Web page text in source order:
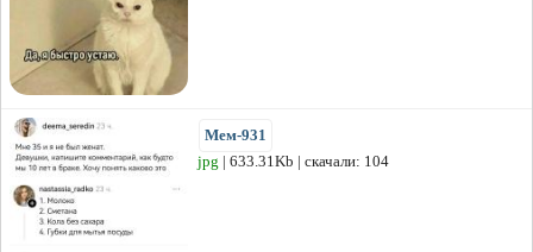
Мем-931
jpg | 633.31Kb | скачали: 104